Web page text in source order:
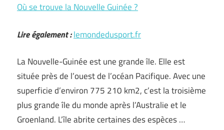
Où se trouve la Nouvelle Guinée ?
Lire également :lemondedusport.fr
La Nouvelle-Guinée est une grande île. Elle est
située près de l’ouest de l’océan Pacifique. Avec une
superficie d’environ 775 210 km2, c’est la troisième
plus grande île du monde après l’Australie et le
Groenland. L’île abrite certaines des espèces …